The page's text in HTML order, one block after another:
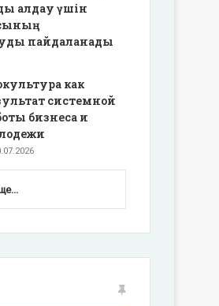
алдау үшін
пайдаланады
как
системной
бизнеса и